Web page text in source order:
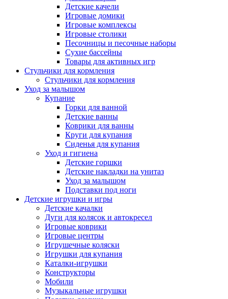
Детские качели
Игровые домики
Игровые комплексы
Игровые столики
Песочницы и песочные наборы
Сухие бассейны
Товары для активных игр
Стульчики для кормления
Стульчики для кормления
Уход за малышом
Купание
Горки для ванной
Детские ванны
Коврики для ванны
Круги для купания
Сиденья для купания
Уход и гигиена
Детские горшки
Детские накладки на унитаз
Уход за малышом
Подставки под ноги
Детские игрушки и игры
Детские качалки
Дуги для колясок и автокресел
Игровые коврики
Игровые центры
Игрушечные коляски
Игрушки для купания
Каталки-игрушки
Конструкторы
Мобили
Музыкальные игрушки